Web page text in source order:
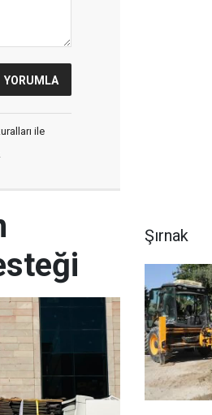
ile
Şırnak